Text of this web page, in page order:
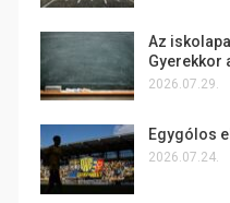
Az
Gyerekkor
2026.07.29.
Egygólos
2026.07.24.